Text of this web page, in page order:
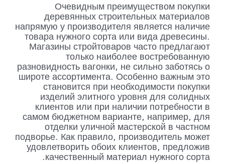
Очевидным преимуществом покупки
деревянных строительных материалов
напрямую у производителя является наличие
товара нужного сорта или вида древесины.
Магазины стройтоваров часто предлагают
только наиболее востребованную
разновидность вагонки, не сильно заботясь о
широте ассортимента. Особенно важным это
становится при необходимости покупки
изделий элитного уровня для солидных
клиентов или при наличии потребности в
самом бюджетном варианте, например, для
отделки уличной мастерской в частном
подворье. Как правило, производитель может
удовлетворить обоих клиентов, предложив
качественный материал нужного сорта.